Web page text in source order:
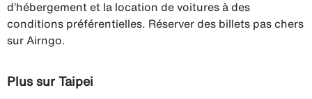
d’hébergement et la location de voitures à des
conditions préférentielles. Réserver des billets pas chers
sur Airngo.
Plus sur Taipei